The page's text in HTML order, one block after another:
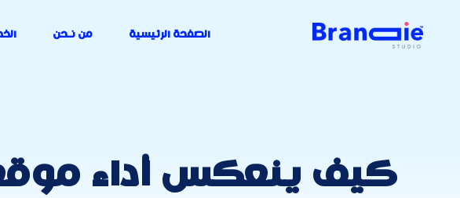
الصفحة الرئيسية من نـحن
كيف ينعكس أداء